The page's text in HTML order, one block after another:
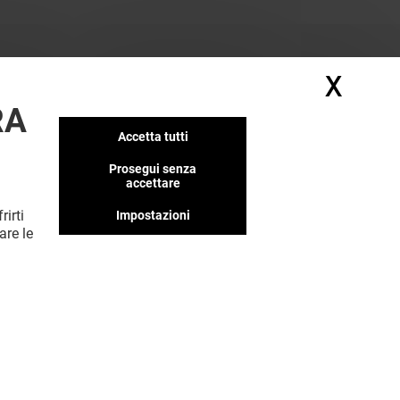
Abbiamo tanti negozi che
pensiamo ti piaceranno, non
le
Accetta tutti
Prosegui senza
accettare
Impostazioni
X